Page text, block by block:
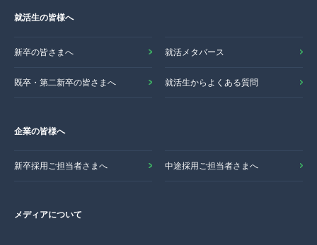
就活生の皆様へ
新卒の皆さまへ 就活メタバース
既卒・第二新卒の皆さまへ 就活生からよくある質問
企業の皆様へ
新卒採用ご担当者さまへ 中途採用ご担当者さまへ
メディアについて